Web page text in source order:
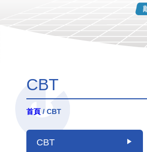
CBT
首頁/ CBT
CBT ▶